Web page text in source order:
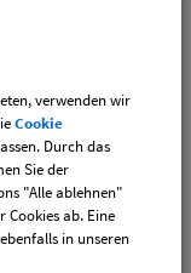
für junge
verwenden wir
Cookie
Durch das
Sie der
"Alle ablehnen"
ab. Eine
in unseren